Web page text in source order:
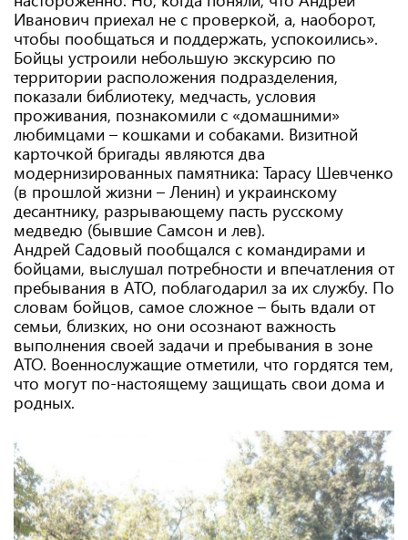
Иванович приехал не с проверкой, а, наоборот,
чтобы пообщаться и поддержать, успокоились».
Бойцы устроили небольшую экскурсию по
территории расположения подразделения,
показали библиотеку, медчасть, условия
проживания, познакомили с «домашними»
любимцами – кошками и собаками. Визитной
карточкой бригады являются два
модернизированных памятника: Тарасу Шевченко
(в прошлой жизни – Ленин) и украинскому
десантнику, разрывающему пасть русскому
медведю (бывшие Самсон и лев).
Андрей Садовый пообщался с командирами и
бойцами, выслушал потребности и впечатления от
пребывания в АТО, поблагодарил за их службу. По
словам бойцов, самое сложное – быть вдали от
семьи, близких, но они осознают важность
выполнения своей задачи и пребывания в зоне
АТО. Военнослужащие отметили, что гордятся тем,
что могут по-настоящему защищать свои дома и
родных.
Фото: Татьяна Бедняк / Facebook